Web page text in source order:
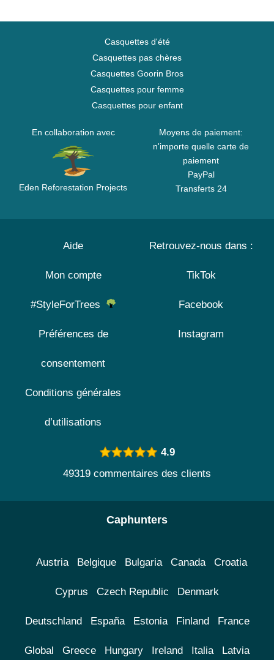
Casquettes d'été
Casquettes pas chères
Casquettes Goorin Bros
Casquettes pour femme
Casquettes pour enfant
En collaboration avec
Eden Reforestation Projects
Moyens de paiement:
n'importe quelle carte de
paiement
PayPal
Transferts 24
Aide
Mon compte
#StyleForTrees
Préférences de
consentement
Conditions générales
d’utilisations
Retrouvez-nous dans :
TikTok
Facebook
Instagram
4.9
49319 commentaires des clients
Caphunters
Austria Belgique Bulgaria Canada Croatia
Cyprus Czech Republic Denmark
Deutschland España Estonia Finland France
Global Greece Hungary Ireland Italia Latvia